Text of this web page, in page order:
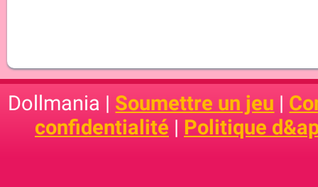
Dollmania | Soumettre un jeu |
confidentialité | Politique